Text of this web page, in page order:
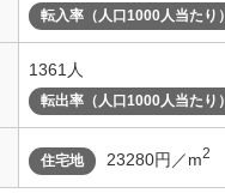
転入率（人口1000人当たり）
1361人
転出率（人口1000人当たり）
住宅地 23280円／m2